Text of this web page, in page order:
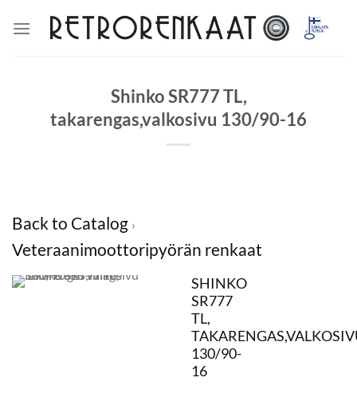
Shinko SR777 TL,
takarengas,valkosivu 130/90-16
Back to Catalog
Veteraanimoottoripyörän renkaat
SHINKO
SR777
TL,
130/90-
16